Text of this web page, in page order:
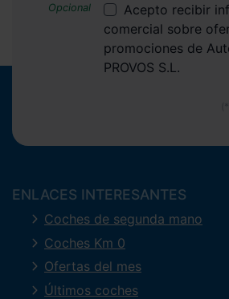
Acepto recibir
comercial sobre
promociones de
PROVOS S.L.
ENLACES INTERESANTES
Coches de segunda mano
Coches Km 0
Ofertas del mes
Últimos coches